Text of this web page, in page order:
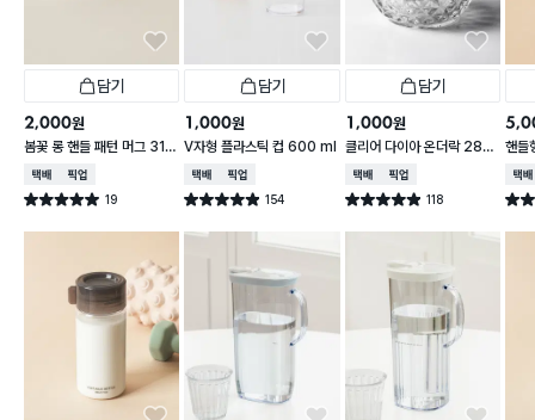
담기
2,000원
봄꽃 롱 핸들 패턴 머그 310
ml
택배배송매장픽업
별점 5.0점 19
건 작성
담기
1,000원
V자형 플라스틱 컵 600 ml
택배배송매장픽업
별점 4.9점 154
건 작성
담기
1,000원
클리어 다이아 온더락 280
ml
택배배송매장픽업
별점 4.9점 118
건 작성
핸들
0
택배
별점